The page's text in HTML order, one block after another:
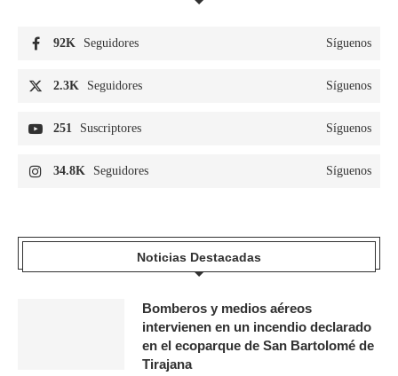
92K Seguidores Síguenos
2.3K Seguidores Síguenos
251 Suscriptores Síguenos
34.8K Seguidores Síguenos
Noticias Destacadas
Bomberos y medios aéreos
intervienen en un incendio declarado
en el ecoparque de San Bartolomé de
Tirajana